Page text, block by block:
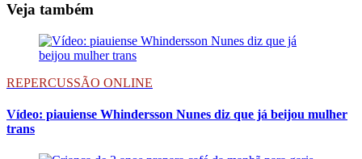
Veja também
REPERCUSSÃO ONLINE
Vídeo: piauiense Whindersson Nunes diz que já beijou mulher
trans